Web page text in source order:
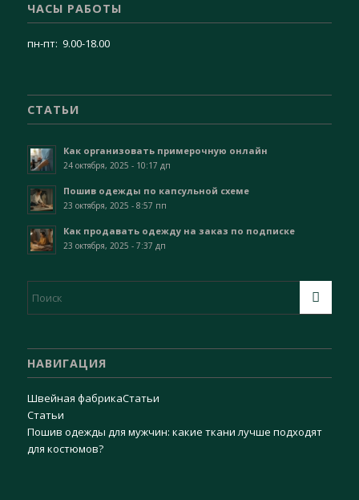
ЧАСЫ РАБОТЫ
пн-пт: 9.00-18.00
СТАТЬИ
Как организовать примерочную онлайн
24 октября, 2025 - 10:17 дп
Пошив одежды по капсульной схеме
23 октября, 2025 - 8:57 пп
Как продавать одежду на заказ по подписке
23 октября, 2025 - 7:37 дп
НАВИГАЦИЯ
Швейная фабрика
Статьи
Статьи
Пошив одежды для мужчин: какие ткани лучше подходят
для костюмов?